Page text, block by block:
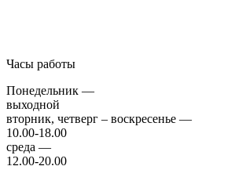
Часы работы
Понедельник —
выходной
вторник, четверг – воскресенье —
10.00-18.00
среда —
12.00-20.00